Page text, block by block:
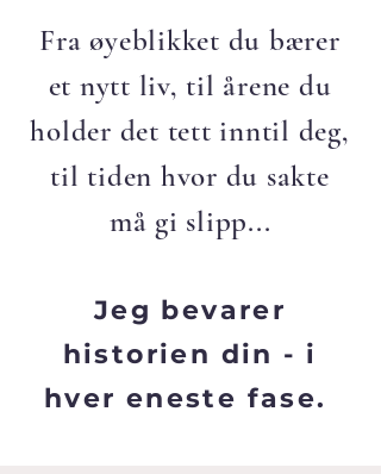
Fra øyeblikket du bærer
et nytt liv, til årene du
holder det tett inntil deg,
til tiden hvor du sakte
må gi slipp...
Jeg bevarer
historien din - i
hver eneste fase.